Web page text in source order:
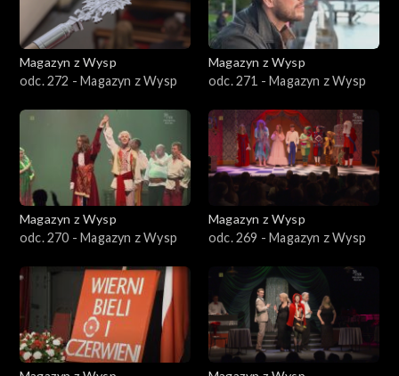
Magazyn z Wysp
odc. 272 - Magazyn z Wysp
Magazyn z Wysp
odc. 271 - Magazyn z Wysp
Magazyn z Wysp
odc. 270 - Magazyn z Wysp
Magazyn z Wysp
odc. 269 - Magazyn z Wysp